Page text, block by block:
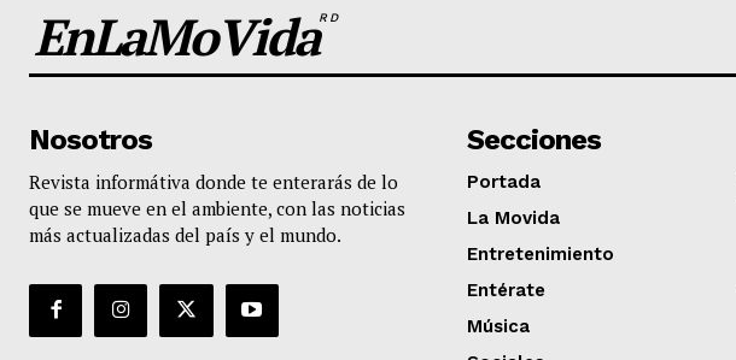
EnLaMoVidaRD
Nosotros
Revista informátiva donde te enterarás de lo
que se mueve en el ambiente, con las noticias
más actualizadas del país y el mundo.
Secciones
Portada
La Movida
Entretenimiento
Entérate
Música